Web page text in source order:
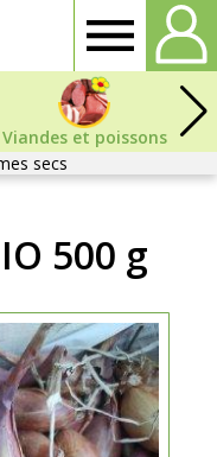
Viandes et poissons
secs
500 g